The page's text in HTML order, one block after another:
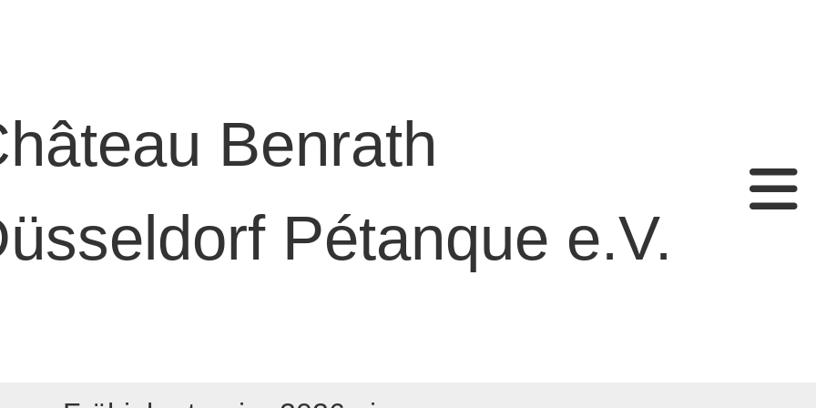
Benrath
Pétanque e.V.